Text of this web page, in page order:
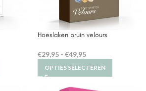
Hoeslaken bruin velours
€29,95 - €49,95
OPTIES SELECTEREN